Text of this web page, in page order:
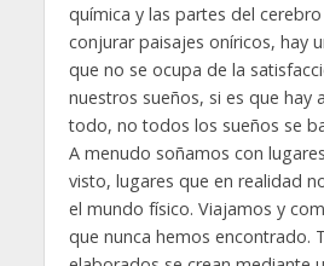
química y las partes del
conjurar paisajes oníricos, hay
que no se ocupa de la
nuestros sueños, si es que hay
todo, no todos los sueños se
A menudo soñamos con
visto, lugares que en realidad
el mundo físico. Viajamos y
que nunca hemos encontrado.